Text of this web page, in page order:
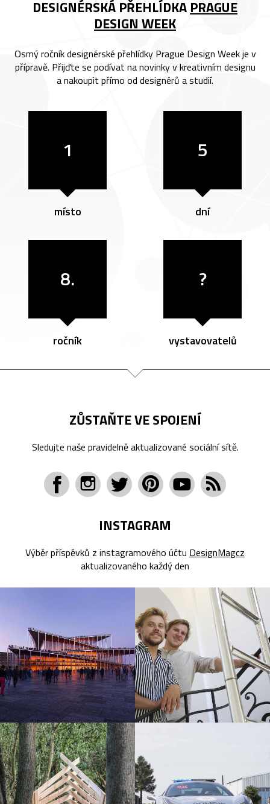
DESIGNÉRSKÁ PŘEHLÍDKA PRAGUE
DESIGN WEEK
Osmý ročník designérské přehlídky Prague Design Week je v
přípravě. Přijďte se podívat na novinky v kreativním designu
a nakoupit přímo od designérů a studií.
1
místo
5
dní
8.
ročník
?
vystavovatelů
ZŮSTAŇTE VE SPOJENÍ
Sledujte naše pravidelně aktualizované sociální sítě.
INSTAGRAM
Výběr příspěvků z instagramového účtu DesignMagcz
aktualizovaného každý den